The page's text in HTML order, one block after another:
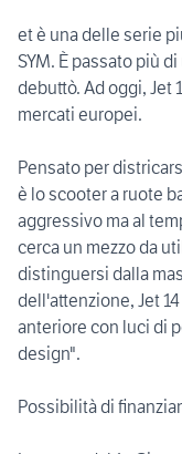
et è una delle serie
SYM. È passato più
debuttò. Ad oggi, Jet
mercati europei.
Pensato per
è lo scooter a ruote
aggressivo ma al
cerca un mezzo da
distinguersi dalla
dell'attenzione, Jet
anteriore con luci di
design".
Possibilità di